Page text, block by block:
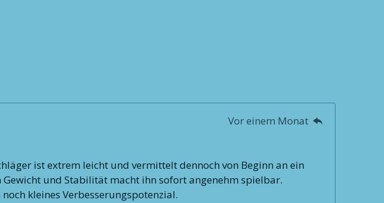
Vor einem Monat
ist extrem leicht und vermittelt dennoch von Beginn an ein
und Stabilität macht ihn sofort angenehm spielbar.
kleines Verbesserungspotenzial.